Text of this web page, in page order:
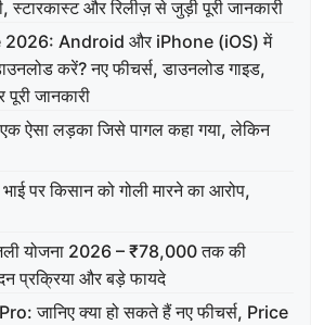
स्टारकास्ट और रिलीज़ से जुड़ी पूरी जानकारी
2026: Android और iPhone (iOS) में
करें? नए फीचर्स, डाउनलोड गाइड,
जानकारी
ऐसा लड़का जिसे पागल कहा गया, लेकिन
पर किसान को गोली मारने का आरोप,
योजना 2026 – ₹78,000 तक की
प्रक्रिया और बड़े फायदे
जानिए क्या हो सकते हैं नए फीचर्स, Price